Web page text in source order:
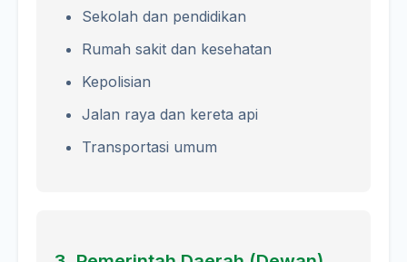
Sekolah dan pendidikan
Rumah sakit dan kesehatan
Kepolisian
Jalan raya dan kereta api
Transportasi umum